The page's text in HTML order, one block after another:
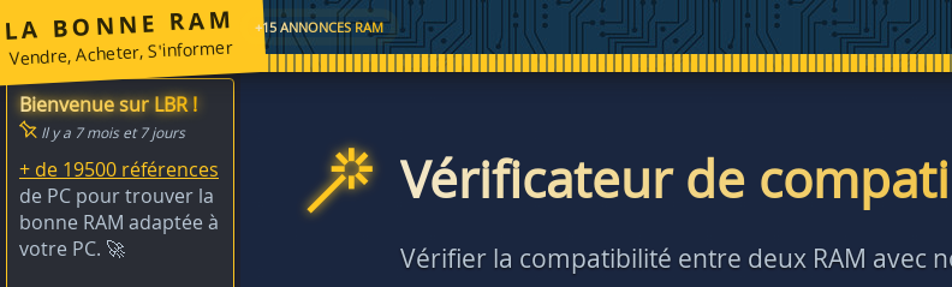
LA BONNE RAM
Vendre, Acheter, S'informer
+15 ANNONCES RAM
Vérificateur de
Vérifier la compatibilité entre deux RAM avec
Bienvenue sur LBR !
Il y a 7 mois et 7 jours
+ de 19500 références
de PC pour trouver la
bonne RAM adaptée à
votre PC. 🚀